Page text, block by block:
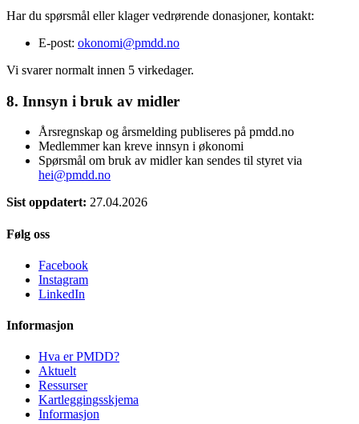
Har du spørsmål eller klager vedrørende donasjoner, kontakt:
E-post: okonomi@pmdd.no
Vi svarer normalt innen 5 virkedager.
8. Innsyn i bruk av midler
Årsregnskap og årsmelding publiseres på pmdd.no
Medlemmer kan kreve innsyn i økonomi
Spørsmål om bruk av midler kan sendes til styret via
hei@pmdd.no
Sist oppdatert: 27.04.2026
Følg oss
Facebook
Instagram
LinkedIn
Informasjon
Hva er PMDD?
Aktuelt
Ressurser
Kartleggingsskjema
Informasjon